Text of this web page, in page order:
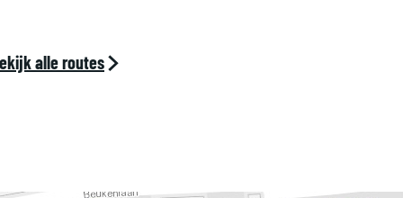
alle routes